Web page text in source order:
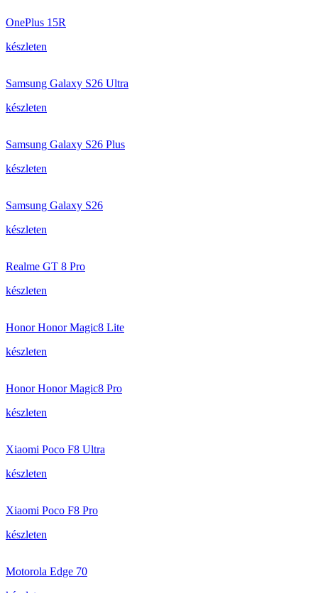
OnePlus 15R
készleten
Samsung Galaxy S26 Ultra
készleten
Samsung Galaxy S26 Plus
készleten
Samsung Galaxy S26
készleten
Realme GT 8 Pro
készleten
Honor Honor Magic8 Lite
készleten
Honor Honor Magic8 Pro
készleten
Xiaomi Poco F8 Ultra
készleten
Xiaomi Poco F8 Pro
készleten
Motorola Edge 70